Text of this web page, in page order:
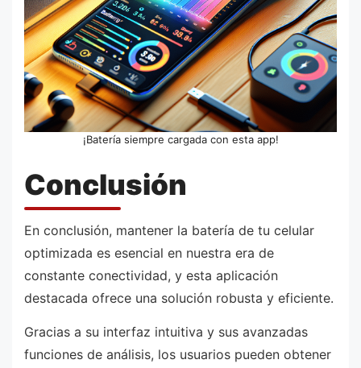
¡Batería siempre cargada con esta app!
Conclusión
En conclusión, mantener la batería de tu celular
optimizada es esencial en nuestra era de
constante conectividad, y esta aplicación
destacada ofrece una solución robusta y eficiente.
Gracias a su interfaz intuitiva y sus avanzadas
funciones de análisis, los usuarios pueden obtener